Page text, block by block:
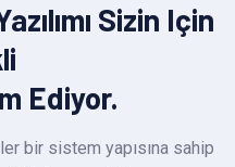
Sizin Için
Ediyor.
bir sistem yapısına sahip